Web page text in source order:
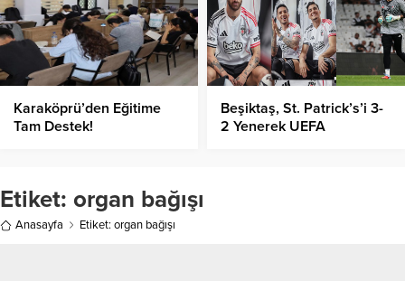
Karaköprü’den Eğitime
Tam Destek!
Beşiktaş, St. Patrick’s’i 3-
2 Yenerek UEFA
Etiket: organ bağışı
Anasayfa Etiket: organ bağışı